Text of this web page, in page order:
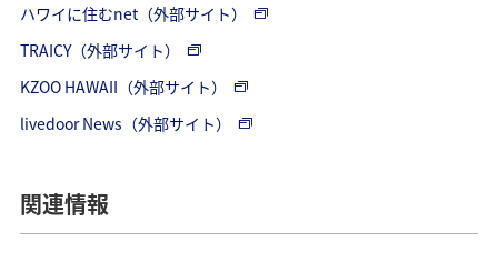
ハワイに住むnet（外部サイト）
TRAICY（外部サイト）
KZOO HAWAII（外部サイト）
livedoor News（外部サイト）
関連情報